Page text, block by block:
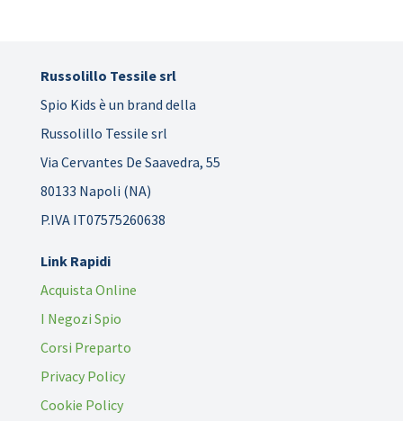
Russolillo Tessile srl
Spio Kids è un brand della
Russolillo Tessile srl
Via Cervantes De Saavedra, 55
80133 Napoli (NA)
P.IVA IT07575260638
Link Rapidi
Acquista Online
I Negozi Spio
Corsi Preparto
Privacy Policy
Cookie Policy